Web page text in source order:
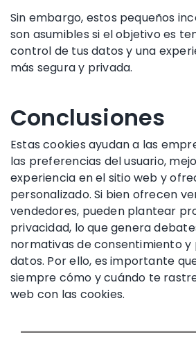
Sin embargo, estos pequeños
son asumibles si el objetivo es
control de tus datos y una
más segura y privada.
Conclusiones
Estas cookies ayudan a las
las preferencias del usuario,
experiencia en el sitio web y
personalizado. Si bien ofrecen
vendedores, pueden plantear
privacidad, lo que genera
normativas de consentimiento
datos. Por ello, es importante
siempre cómo y cuándo te
web con las cookies.